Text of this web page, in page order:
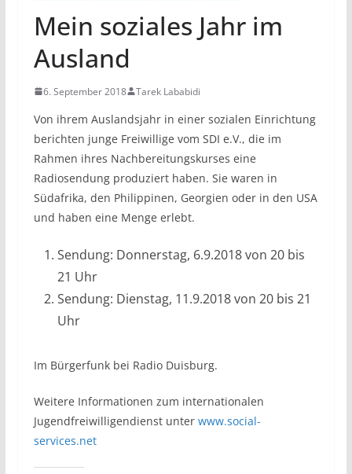
Mein soziales Jahr im
Ausland
6. September 2018 Tarek Lababidi
Von ihrem Auslandsjahr in einer sozialen Einrichtung
berichten junge Freiwillige vom SDI e.V., die im
Rahmen ihres Nachbereitungskurses eine
Radiosendung produziert haben. Sie waren in
Südafrika, den Philippinen, Georgien oder in den USA
und haben eine Menge erlebt.
Sendung: Donnerstag, 6.9.2018 von 20 bis
21 Uhr
Sendung: Dienstag, 11.9.2018 von 20 bis 21
Uhr
Im Bürgerfunk bei Radio Duisburg.
Weitere Informationen zum internationalen
Jugendfreiwilligendienst unter www.social-
services.net